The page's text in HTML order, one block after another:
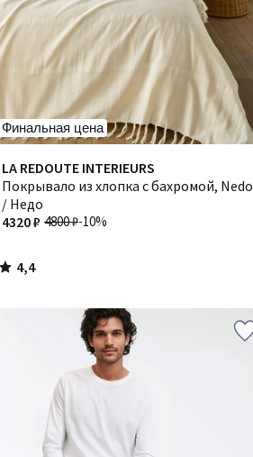
Финальная цена
LA REDOUTE INTERIEURS
Покрывало из хлопка с бахромой, Nedo
/ Недо
4800 ₽-10%
4320 ₽
4,4
/ 5
4,4
/